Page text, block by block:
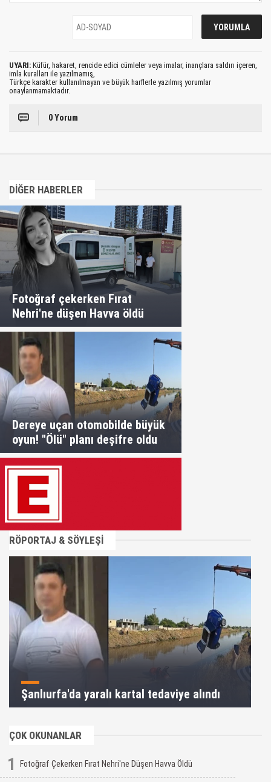
UYARI: Küfür, hakaret, rencide edici cümleler veya imalar, inançlara saldırı içeren,
imla kuralları ile yazılmamış,
Türkçe karakter kullanılmayan ve büyük harflerle yazılmış yorumlar
onaylanmamaktadır.
0 Yorum
DİĞER HABERLER
Fotoğraf çekerken Fırat
Nehri'ne düşen Havva öldü
Dereye uçan otomobilde büyük
oyun! "Ölü" planı deşifre oldu
RÖPORTAJ & SÖYLEŞİ
Şanlıurfa'da yaralı kartal tedaviye alındı
ÇOK OKUNANLAR
1 Fotoğraf Çekerken Fırat Nehri'ne Düşen Havva Öldü